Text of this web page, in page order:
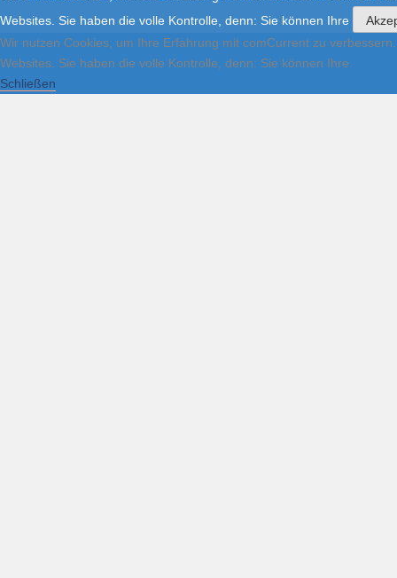
Websites. Sie haben die volle Kontrolle, denn: Sie können Ihre
Wir nutzen Cookies, um Ihre Erfahrung mit comCurrent zu
Websites. Sie haben die volle Kontrolle, denn: Sie können Ihre
Schließen